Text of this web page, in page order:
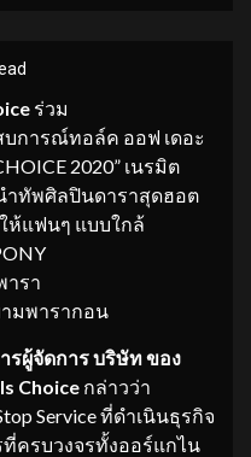
ร่วม
บการณ์ทอล์ค ออฟ เดอะ
2020” เนรมิต
ำทัพศิลปินดาราสุดฮอต
ห้แฟนๆ แบบใกล้
ารา
มพารากอน
รผู้จัดการ บริษัท ของ
Choice กล่าวว่า
Service ที่ดำเนินธุรกิจ
ครบวงจรทั้งออร์แกไน